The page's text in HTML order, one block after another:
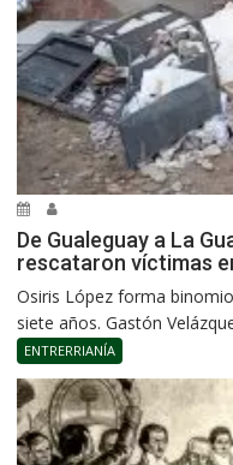
De Gualeguay a La
rescataron víctimas
Osiris López forma
siete años. Gastón
ENTRERRIANÍA